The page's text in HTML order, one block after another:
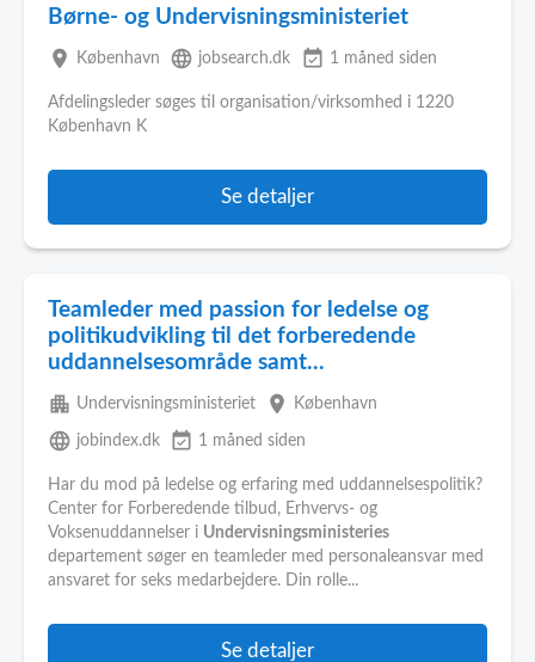
Børne- og Undervisningsministeriet
place København language jobsearch.dk event_available 1 måned siden
Afdelingsleder søges til organisation/virksomhed i 1220
København K
Se detaljer
Teamleder med passion for ledelse og
politikudvikling til det forberedende
uddannelsesområde samt...
apartment Undervisningsministeriet place København
language jobindex.dk event_available 1 måned siden
Har du mod på ledelse og erfaring med uddannelsespolitik?
Center for Forberedende tilbud, Erhvervs- og
Voksenuddannelser i Undervisningsministeries
departement søger en teamleder med personaleansvar med
ansvaret for seks medarbejdere. Din rolle...
Se detaljer